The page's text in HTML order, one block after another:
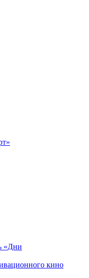
«Дни
кино